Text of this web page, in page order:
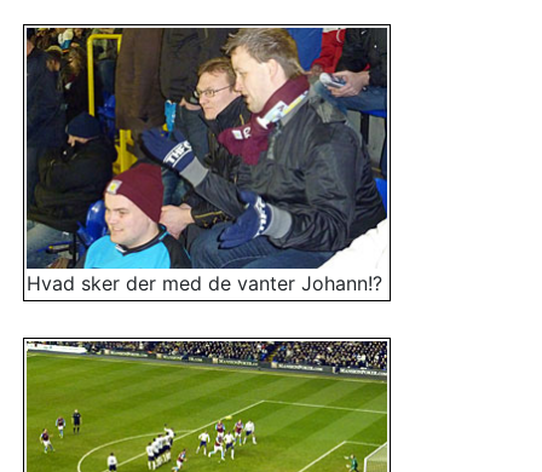
Hvad sker der med de vanter Johann!?